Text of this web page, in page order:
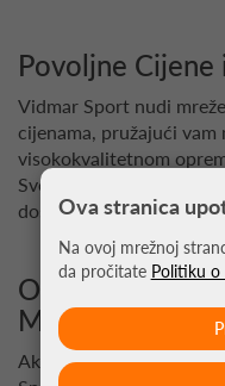
Povoljne Cijene
Vidmar Sport nudi
cijenama, pružajući
visokokvalitetnom
Sve narudžbe iznad 67€
dostavu.
Odaberite
Mreže za
Ako tražite pouzdane i
Ova stranica
Na ovoj mrežnoj
da pročitate Politiku o